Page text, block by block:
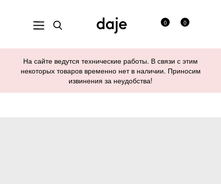
0
0
На сайте ведутся технические работы. В связи с этим
некоторых товаров временно нет в наличии. Приносим
извинения за неудобства!